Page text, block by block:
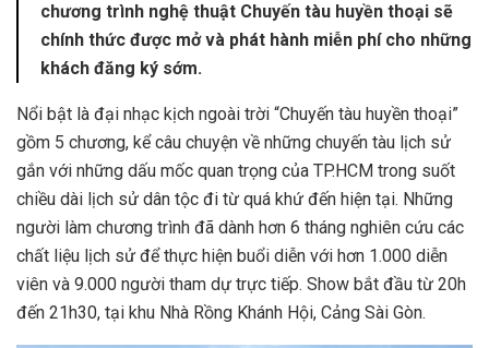
chương trình nghệ thuật Chuyến tàu huyền thoại sẽ
chính thức được mở và phát hành miễn phí cho những
khách đăng ký sớm.
Nổi bật là đại nhạc kịch ngoài trời “Chuyến tàu huyền thoại”
gồm 5 chương, kể câu chuyện về những chuyến tàu lịch sử
gắn với những dấu mốc quan trọng của TP.HCM trong suốt
chiều dài lịch sử dân tộc đi từ quá khứ đến hiện tại. Những
người làm chương trình đã dành hơn 6 tháng nghiên cứu các
chất liệu lịch sử để thực hiện buổi diễn với hơn 1.000 diễn
viên và 9.000 người tham dự trực tiếp. Show bắt đầu từ 20h
đến 21h30, tại khu Nhà Rồng Khánh Hội, Cảng Sài Gòn.